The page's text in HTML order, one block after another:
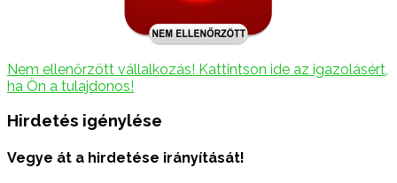
Nem ellenőrzött vállalkozás! Kattintson ide az igazolásért,
ha Ön a tulajdonos!
Hirdetés igénylése
Vegye át a hirdetése irányítását!